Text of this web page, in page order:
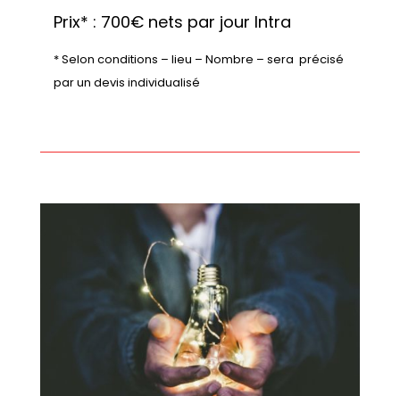
Prix* : 700€ nets par jour Intra
* Selon conditions – lieu – Nombre – sera  précisé
par un devis individualisé